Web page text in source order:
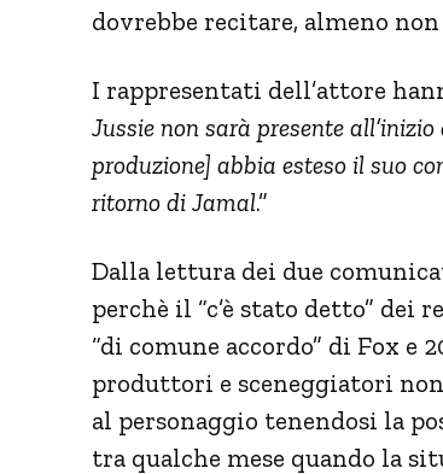
dovrebbe recitare, almeno
I rappresentati dell’attore
Jussie non sarà presente
produzione] abbia esteso il suo
ritorno di Jamal.”
Dalla lettura dei due
perchè il “c’è stato detto”
“di comune accordo” di Fox e
produttori e sceneggiatori
al personaggio tenendosi la
tra qualche mese quando la